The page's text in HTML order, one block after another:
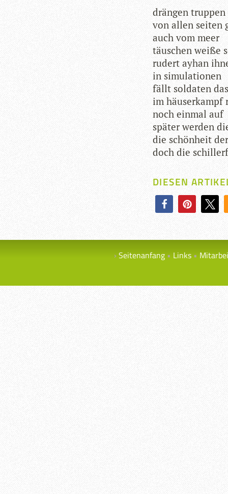
drän­gen truppen
von allen sei­ten
auch vom meer
täu­schen weiße
rudert ayhan
in simulationen
fällt sol­da­ten
im häu­ser­kampf
noch ein­mal auf
spä­ter wer­den
die schön­heit
doch die
DIESEN
Seitenanfang Links